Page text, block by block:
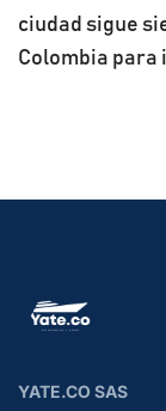
ciudad sigue
Colombia para
YATE.CO SAS